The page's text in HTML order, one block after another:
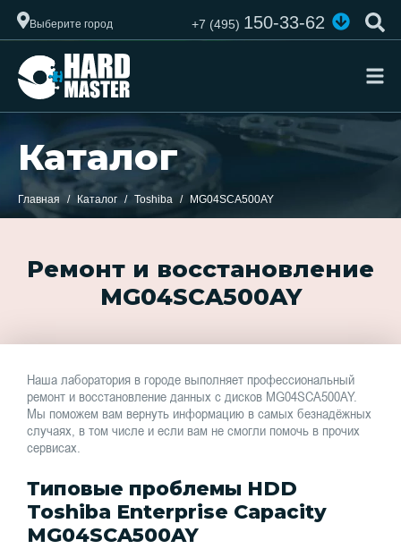
Выберите город +7 (495)150-33-62
Каталог
Главная Каталог Toshiba MG04SCA500AY
Ремонт и восстановление
MG04SCA500AY
Наша лаборатория в городе выполняет профессиональный
ремонт и восстановление данных с дисков MG04SCA500AY.
Мы поможем вам вернуть информацию в самых безнадёжных
случаях, в том числе и если вам не смогли помочь в прочих
сервисах.
Типовые проблемы HDD
Toshiba Enterprise Capacity
MG04SCA500AY